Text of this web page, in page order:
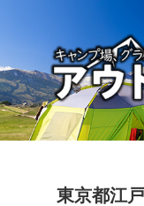
東京都江